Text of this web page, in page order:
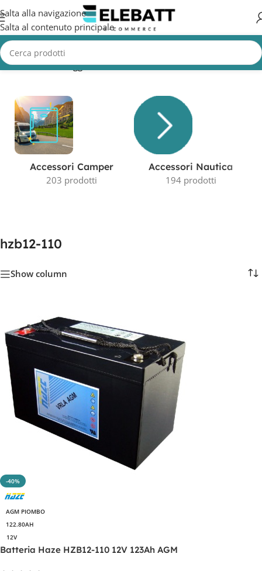
Salta alla navigazione
Salta al contenuto principale
Home/Prodotti taggati “hzb12-110” Visualizzazione del risultato
Accessori Camper
203 prodotti
Accessori Nautica
194 prodotti
hzb12-110
Show column
-40%
AGM PIOMBO
122.80AH
12V
Batteria Haze HZB12-110 12V 123Ah AGM